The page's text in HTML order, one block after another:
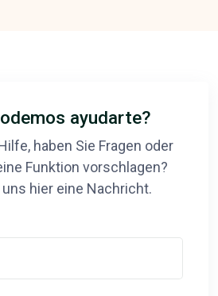
ayudarte?
haben Sie Fragen oder
Funktion vorschlagen?
uns hier eine Nachricht.